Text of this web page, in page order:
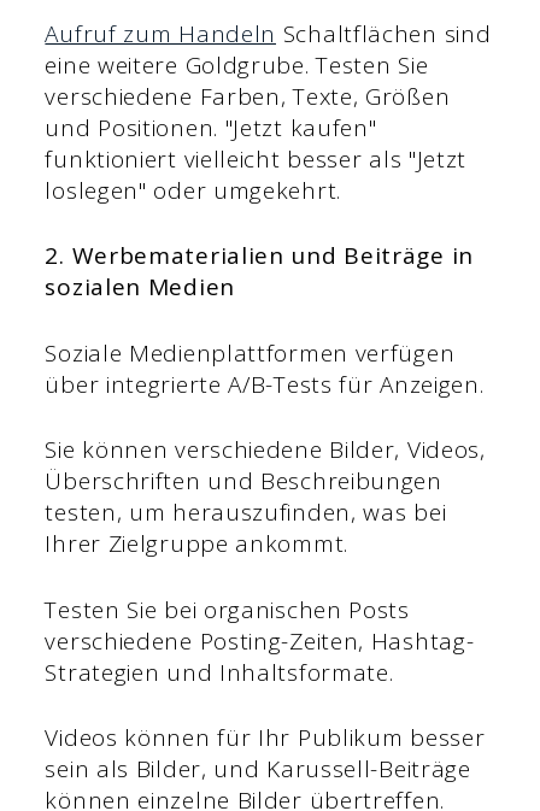
Aufruf zum Handeln Schaltflächen sind
eine weitere Goldgrube. Testen Sie
verschiedene Farben, Texte, Größen
und Positionen. "Jetzt kaufen"
funktioniert vielleicht besser als "Jetzt
loslegen" oder umgekehrt.
2. Werbematerialien und Beiträge in
sozialen Medien
Soziale Medienplattformen verfügen
über integrierte A/B-Tests für Anzeigen.
Sie können verschiedene Bilder, Videos,
Überschriften und Beschreibungen
testen, um herauszufinden, was bei
Ihrer Zielgruppe ankommt.
Testen Sie bei organischen Posts
verschiedene Posting-Zeiten, Hashtag-
Strategien und Inhaltsformate.
Videos können für Ihr Publikum besser
sein als Bilder, und Karussell-Beiträge
können einzelne Bilder übertreffen.